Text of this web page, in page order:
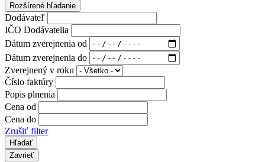
Rozšírené hľadanie
Dodávateľ
IČO Dodávatelia
Dátum zverejnenia od
Dátum zverejnenia do
Zverejnený v roku
Číslo faktúry
Popis plnenia
Cena od
Cena do
Zrušiť filter
Zavrieť